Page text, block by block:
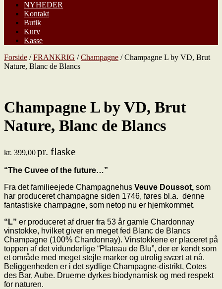
NYHEDER
Kontakt
Butik
Kurv
Kasse
Forside /FRANKRIG /Champagne / Champagne L by VD, Brut
Nature, Blanc de Blancs
Champagne L by VD, Brut
Nature, Blanc de Blancs
kr. 399,00pr. flaske
“The Cuvee of the future…”
Fra det familieejede Champagnehus Veuve Doussot, som
har produceret champagne siden 1746, føres bl.a. denne
fantastiske champagne, som netop nu er hjemkommet.
“L” er produceret af druer fra 53 år gamle Chardonnay
vinstokke, hvilket giver en meget fed Blanc de Blancs
Champagne (100% Chardonnay). Vinstokkene er placeret på
toppen af det vidunderlige “Plateau de Blu”, der er kendt som
et område med meget stejle marker og utrolig svært at nå.
Beliggenheden er i det sydlige Champagne-distrikt, Cotes
des Bar, Aube. Druerne dyrkes biodynamisk og med respekt
for naturen.